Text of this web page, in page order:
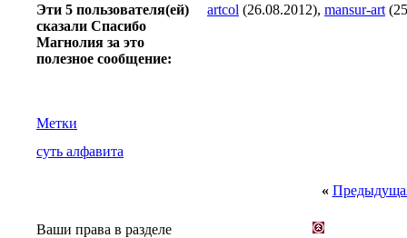
Эти 5 пользователя(ей)
сказали Спасибо
Магнолия за это
полезное сообщение:
artcol (26.08.2012), mansur-art
Метки
суть алфавита
«
Ваши права в разделе